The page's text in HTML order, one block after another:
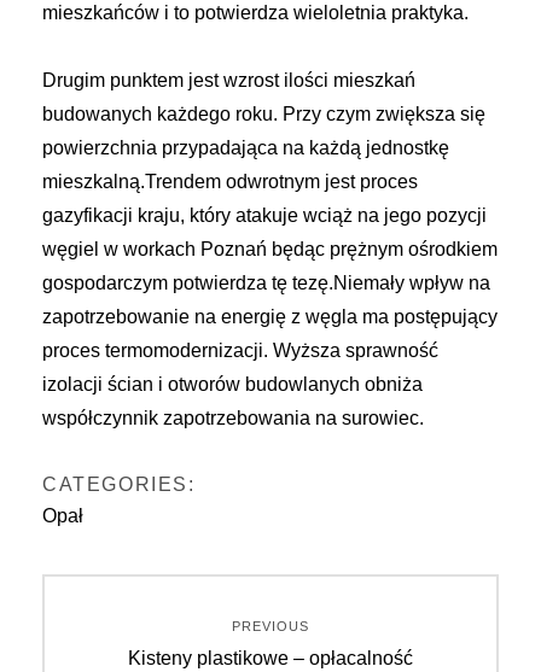
mieszkańców i to potwierdza wieloletnia praktyka.
Drugim punktem jest wzrost ilości mieszkań
budowanych każdego roku. Przy czym zwiększa się
powierzchnia przypadająca na każdą jednostkę
mieszkalną.Trendem odwrotnym jest proces
gazyfikacji kraju, który atakuje wciąż na jego pozycji
węgiel w workach Poznań będąc prężnym ośrodkiem
gospodarczym potwierdza tę tezę.Niemały wpływ na
zapotrzebowanie na energię z węgla ma postępujący
proces termomodernizacji. Wyższa sprawność
izolacji ścian i otworów budowlanych obniża
współczynnik zapotrzebowania na surowiec.
CATEGORIES:
Opał
Nawigacja
PREVIOUS
Previous
Kisteny plastikowe – opłacalność